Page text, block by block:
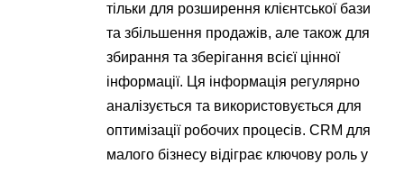
тільки для розширення клієнтської бази
та збільшення продажів, але також для
збирання та зберігання всієї цінної
інформації. Ця інформація регулярно
аналізується та використовується для
оптимізації робочих процесів. CRM для
малого бізнесу відіграє ключову роль у